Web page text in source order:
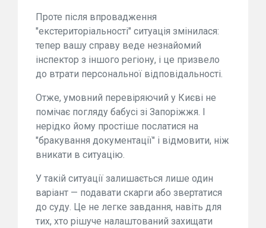
Проте після впровадження
"екстериторіальності" ситуація змінилася:
тепер вашу справу веде незнайомий
інспектор з іншого регіону, і це призвело
до втрати персональної відповідальності.
Отже, умовний перевіряючий у Києві не
помічає погляду бабусі зі Запоріжжя. І
нерідко йому простіше послатися на
"бракування документації" і відмовити, ніж
вникати в ситуацію.
У такій ситуації залишається лише один
варіант — подавати скарги або звертатися
до суду. Це не легке завдання, навіть для
тих, хто рішуче налаштований захищати